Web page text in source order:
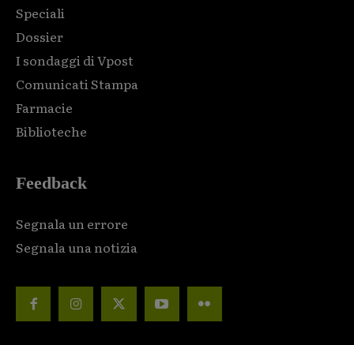
Speciali
Dossier
I sondaggi di Vpost
Comunicati Stampa
Farmacie
Biblioteche
Feedback
Segnala un errore
Segnala una notizia